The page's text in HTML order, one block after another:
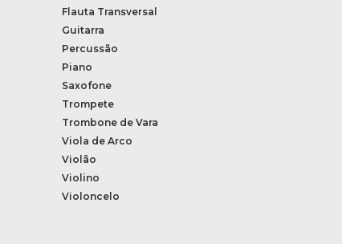
Flauta Transversal
Guitarra
Percussão
Piano
Saxofone
Trompete
Trombone de Vara
Viola de Arco
Violão
Violino
Violoncelo